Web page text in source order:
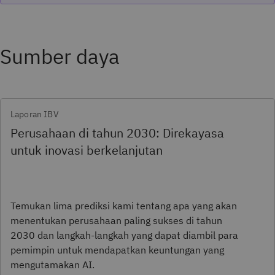
Sumber daya
Laporan IBV
Perusahaan di tahun 2030: Direkayasa
untuk inovasi berkelanjutan
Temukan lima prediksi kami tentang apa yang akan
menentukan perusahaan paling sukses di tahun
2030 dan langkah-langkah yang dapat diambil para
pemimpin untuk mendapatkan keuntungan yang
mengutamakan AI.